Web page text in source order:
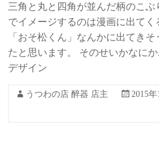
三角と丸と四角が並んだ柄のこ
でイメージするのは漫画に出て
「おそ松くん」なんかに出てき
たと思います。 そのせいかなに
デザイン
うつわの店 醉器 店主 2015年